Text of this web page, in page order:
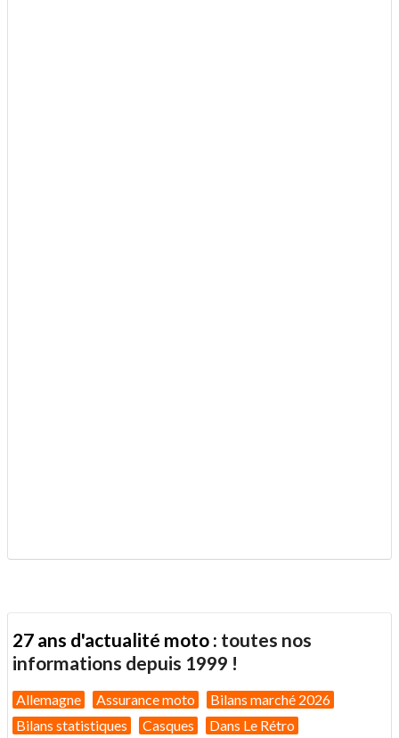
27 ans d'actualité moto : toutes nos
informations depuis 1999 !
Allemagne Assurance moto
Bilans marché 2026
Bilans statistiques
Casques Dans Le Rétro